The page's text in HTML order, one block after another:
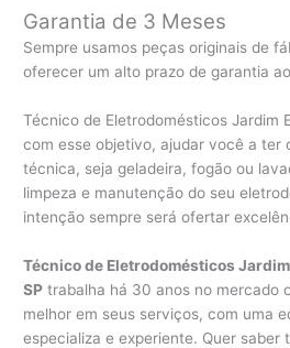
Garantia de 3 Meses
Sempre usamos peças originais de
oferecer um alto prazo de garantia
Técnico de Eletrodomésticos Jardim
com esse objetivo, ajudar você a ter
técnica, seja geladeira, fogão ou
limpeza e manutenção do seu
intenção sempre será ofertar
Técnico de Eletrodomésticos
SP trabalha há 30 anos no mercado
melhor em seus serviços, com uma
especializa e experiente. Quer saber